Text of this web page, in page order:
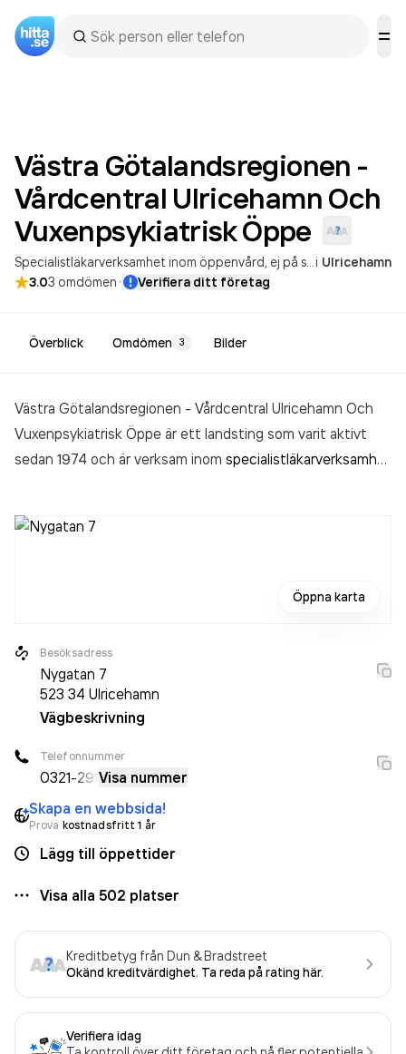
Västra Götalandsregionen -
Vårdcentral Ulricehamn Och
VuxenpsykiatriskÖppe
i Ulricehamn
3.03 omdömen· Verifiera ditt företag
Överblick Omdömen 3 Bilder
Västra Götalandsregionen - Vårdcentral Ulricehamn Och
Vuxenpsykiatrisk Öppe är ett landsting som varit aktivt
sedan 1974 och är verksam inom specialistläkarverksamhet
Öppna karta
Besöksadress
Nygatan 7
523 34 Ulricehamn
Vägbeskrivning
Telefonnummer
0321-291Visa nummer
Skapa en webbsida!
Prova kostnadsfritt 1 år
Lägg till öppettider
Visa alla 502 platser
Kreditbetyg från Dun & Bradstreet
Okänd kreditvärdighet. Ta reda på rating här.
Verifiera idag